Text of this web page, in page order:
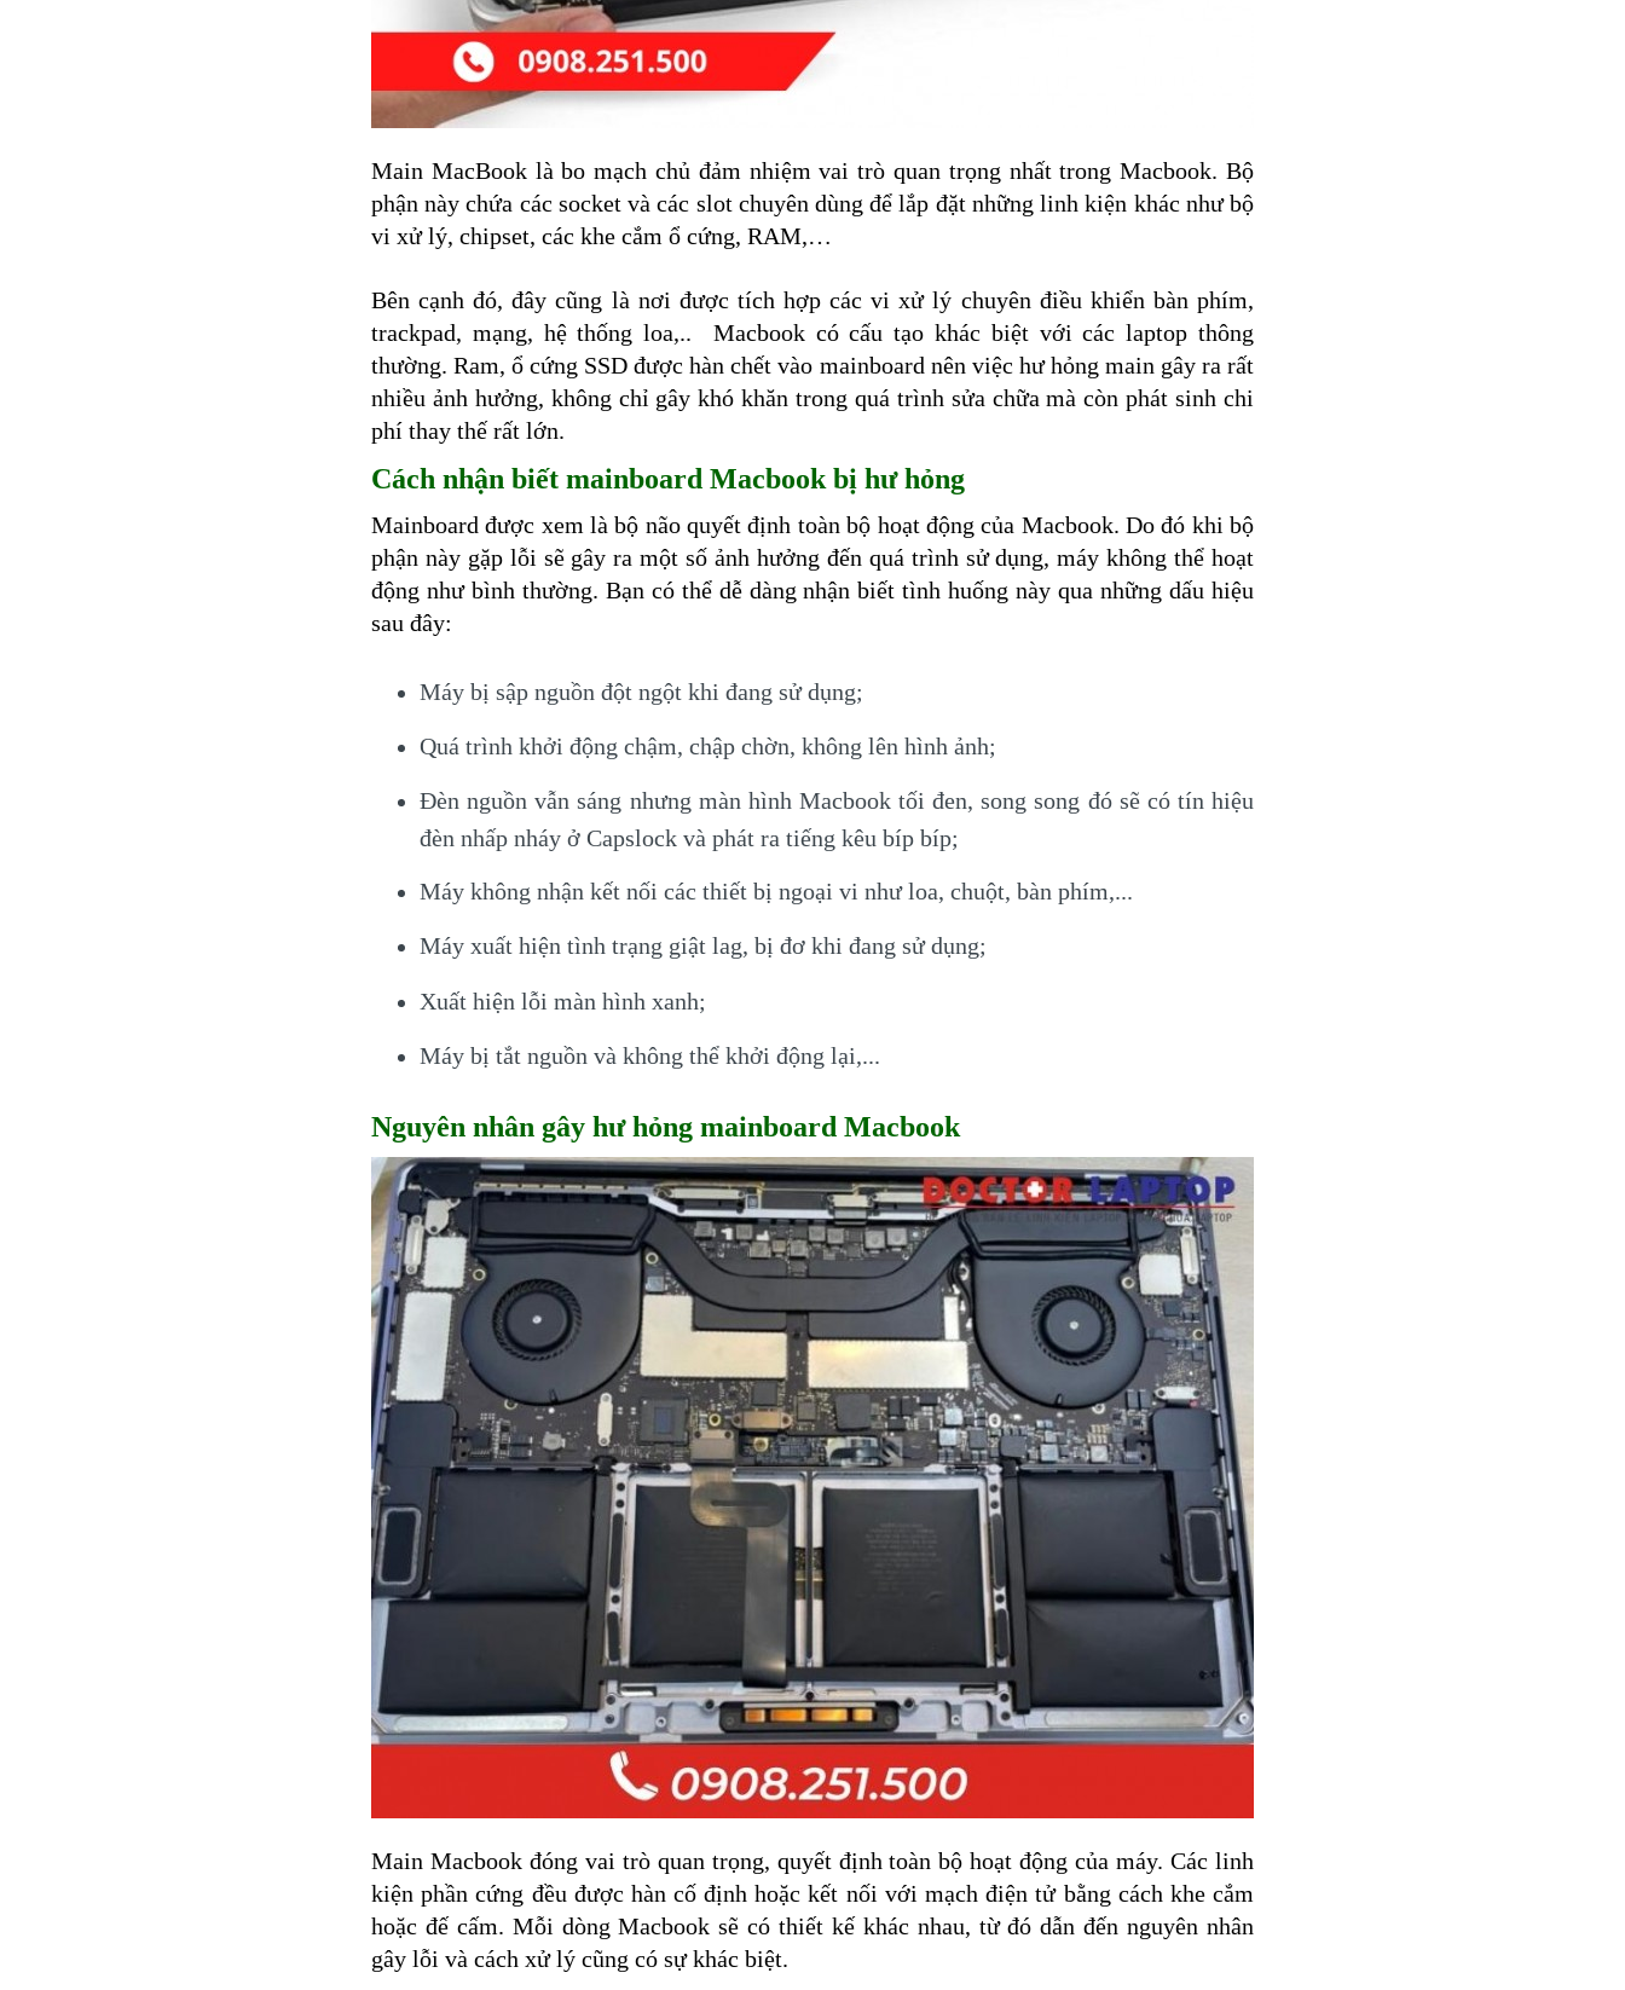
Main MacBook là bo mạch chủ đảm nhiệm vai trò quan trọng nhất trong Macbook. Bộ
phận này chứa các socket và các slot chuyên dùng để lắp đặt những linh kiện khác như bộ
vi xử lý, chipset, các khe cắm ổ cứng, RAM,…
Bên cạnh đó, đây cũng là nơi được tích hợp các vi xử lý chuyên điều khiển bàn phím,
trackpad, mạng, hệ thống loa,.. Macbook có cấu tạo khác biệt với các laptop thông
thường. Ram, ổ cứng SSD được hàn chết vào mainboard nên việc hư hỏng main gây ra rất
nhiều ảnh hưởng, không chỉ gây khó khăn trong quá trình sửa chữa mà còn phát sinh chi
phí thay thế rất lớn.
Cách nhận biết mainboard Macbook bị hư hỏng
Mainboard được xem là bộ não quyết định toàn bộ hoạt động của Macbook. Do đó khi bộ
phận này gặp lỗi sẽ gây ra một số ảnh hưởng đến quá trình sử dụng, máy không thể hoạt
động như bình thường. Bạn có thể dễ dàng nhận biết tình huống này qua những dấu hiệu
sau đây:
Máy bị sập nguồn đột ngột khi đang sử dụng;
Quá trình khởi động chậm, chập chờn, không lên hình ảnh;
Đèn nguồn vẫn sáng nhưng màn hình Macbook tối đen, song song đó sẽ có tín hiệu
đèn nhấp nháy ở Capslock và phát ra tiếng kêu bíp bíp;
Máy không nhận kết nối các thiết bị ngoại vi như loa, chuột, bàn phím,...
Máy xuất hiện tình trạng giật lag, bị đơ khi đang sử dụng;
Xuất hiện lỗi màn hình xanh;
Máy bị tắt nguồn và không thể khởi động lại,...
Nguyên nhân gây hư hỏng mainboard Macbook
Main Macbook đóng vai trò quan trọng, quyết định toàn bộ hoạt động của máy. Các linh
kiện phần cứng đều được hàn cố định hoặc kết nối với mạch điện tử bằng cách khe cắm
hoặc đế cấm. Mỗi dòng Macbook sẽ có thiết kế khác nhau, từ đó dẫn đến nguyên nhân
gây lỗi và cách xử lý cũng có sự khác biệt.